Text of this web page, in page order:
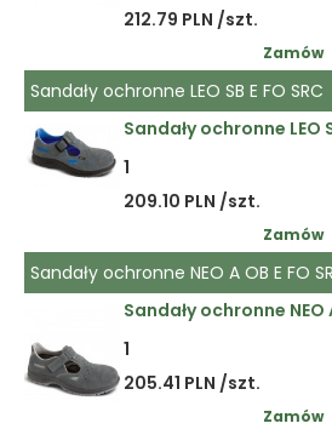
212.79 PLN /szt.
Zamów
Sandały ochronne LEO SB E FO SRC
Sandały ochronne LEO
1
209.10 PLN /szt.
Zamów
Sandały ochronne NEO A OB E FO
Sandały ochronne NEO
1
205.41 PLN /szt.
Zamów